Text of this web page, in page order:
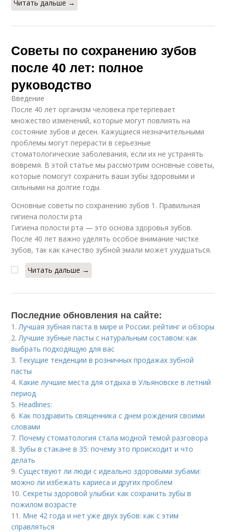
Читать дальше →
Советы по сохранению зубов
после 40 лет: полное
руководство
Введение
После 40 лет организм человека претерпевает
множество изменений, которые могут повлиять на
состояние зубов и десен. Кажущиеся незначительными
проблемы могут перерасти в серьезные
стоматологические заболевания, если их не устранять
вовремя. В этой статье мы рассмотрим основные советы,
которые помогут сохранить ваши зубы здоровыми и
сильными на долгие годы.
Основные советы по сохранению зубов 1. Правильная
гигиена полости рта
Гигиена полости рта — это основа здоровья зубов.
После 40 лет важно уделять особое внимание чистке
зубов, так как качество зубной эмали может ухудшаться.
Читать дальше →
Последние обновления на сайте:
1. Лучшая зубная паста в мире и России: рейтинг и обзоры
2. Лучшие зубные пасты с натуральным составом: как
выбрать подходящую для вас
3. Текущие тенденции в розничных продажах зубной
пасты
4. Какие лучшие места для отдыха в Ульяновске в летний
период
5. Headlines:
6. Как поздравить священника с днем рождения своими
словами
7. Почему стоматология стала модной темой разговора
8.Зубы в стакане в 35: почему это происходит и что
делать
9.Существуют ли люди с идеально здоровыми зубами:
можно ли избежать кариеса и других проблем
10.Секреты здоровой улыбки: как сохранить зубы в
пожилом возрасте
11. Мне 42 года и нет уже двух зубов: как с этим
справляться